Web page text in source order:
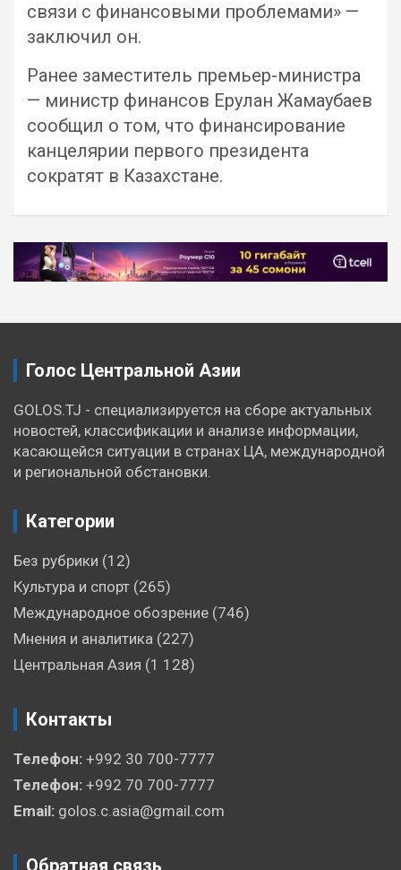
связи с финансовыми проблемами» —
заключил он.
Ранее заместитель премьер-министра
— министр финансов Ерулан Жамаубаев
сообщил о том, что финансирование
канцелярии первого президента
сократят в Казахстане.
Навигация
по
Голос Центральной Азии
GOLOS.TJ - специализируется на сборе актуальных
новостей, классификации и анализе информации,
касающейся ситуации в странах ЦА, международной
и региональной обстановки.
Категории
Без рубрики (12)
Культура и спорт (265)
Международное обозрение (746)
Мнения и аналитика (227)
Центральная Азия (1 128)
Контакты
Телефон: +992 30 700-7777
Телефон: +992 70 700-7777
Email: golos.c.asia@gmail.com
Обратная связь